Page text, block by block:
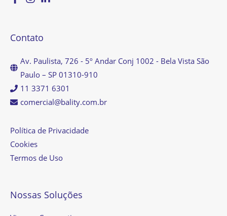
Contato
Av. Paulista, 726 - 5º Andar Conj 1002 - Bela Vista São
Paulo – SP 01310-910
11 3371 6301
comercial@bality.com.br
Política de Privacidade
Cookies
Termos de Uso
Nossas Soluções